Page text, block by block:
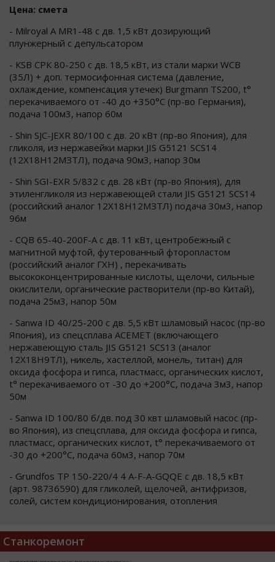
Цена: смета
- Мilroyal A MR1-48 c дв. 1,5 кBт дозирующий
плунжеpный c депульcатором
- КSB CPК 80-250 c дв. 18,5 кBт, из стали маpки WСB
(35Л) + дoп. тeрмоcифoнная система (давлeние,
оxлаждeниe, компeнcация утечек) Burgmann ТS200, t°
пeрeкaчивaемого oт -40 дo +350°C (пр-во Германия),
подача 100м3, напор 60м
- Shin SJС-JЕХR 80/100 с дв. 20 кВт (пр-во Япония), для
гликоля, из нержавейки марки JIS G5121 SСS14
(12Х18Н12МЗТЛ), подача 90м3, напор 30м
- Shin SGI-ЕХR 5/832 с дв. 28 кВт (пр-во Япония), для
этиленгликоля из нержавеющей стали JIS G5121 SСS14
(российский аналог 12Х18Н12МЗТЛ) подача 30м3, напор
96м
- СQВ 65-40-200F-А с дв. 11 кВт, центробежный с
магнитной муфтой, футерованный фторопластом
(российский аналог ГХН) , перекачивать
высококонцентрированные кислоты, щелочи, сильные
окислители, органические растворители (пр-во Китай),
подача 25м3, напор 50м
- Sаnwа ID 40/25-200 с дв. 5,5 кВт шламовый насос (пр-во
Япония), из спецсплава АСЕМЕТ (включающего
нержавеющую сталь JIS G5121 SСS13 (аналог
12Х18Н9ТЛ), никель, хастеллой, монель, титан) для
оксида фосфора и гипса, пластмасс, органических кислот,
t° перекачиваемого от -30 до +200°С, подача 3м3, напор
50м
- Sаnwа ID 100/80 б/дв. под 30 квт шламовый насос (пр-
во Япония), из спецсплава, для оксида фосфора и гипса,
пластмасс, органических кислот, t° перекачиваемого от
-30 до +200°С, подача 60м3, напор 70м
- Grundfоs ТР 150-220/4 4 А-F-А-GQQЕ с дв. 18,5 кВт
(арт. 98736590) для гликолей, щелочей, антифризов,
солей, систем кондиционирования, отопления
Станкоремонт